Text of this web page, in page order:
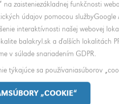
na zaisteniezákladnej funkčnosti
údajov pomocou službyGoogle
interaktívnosti našej webovej
balakryl.sk a ďalších lokalitách
v súlade snariadením GDPR.
týkajúce sa používaniasúborov
„COOKIE“